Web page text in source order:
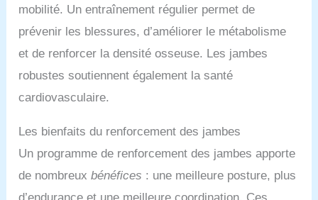
mobilité. Un entraînement régulier permet de
prévenir les blessures, d’améliorer le métabolisme
et de renforcer la densité osseuse. Les jambes
robustes soutiennent également la santé
cardiovasculaire.
Les bienfaits du renforcement des jambes
Un programme de renforcement des jambes apporte
de nombreuxbénéfices : une meilleure posture, plus